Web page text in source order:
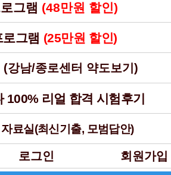
그램 (48만원 할인)
그램 (25만원 할인)
(강남/종로센터 약도보기)
100% 리얼 합격 시험후기
료실(최신기출, 모범답안)
로그인 회원가입